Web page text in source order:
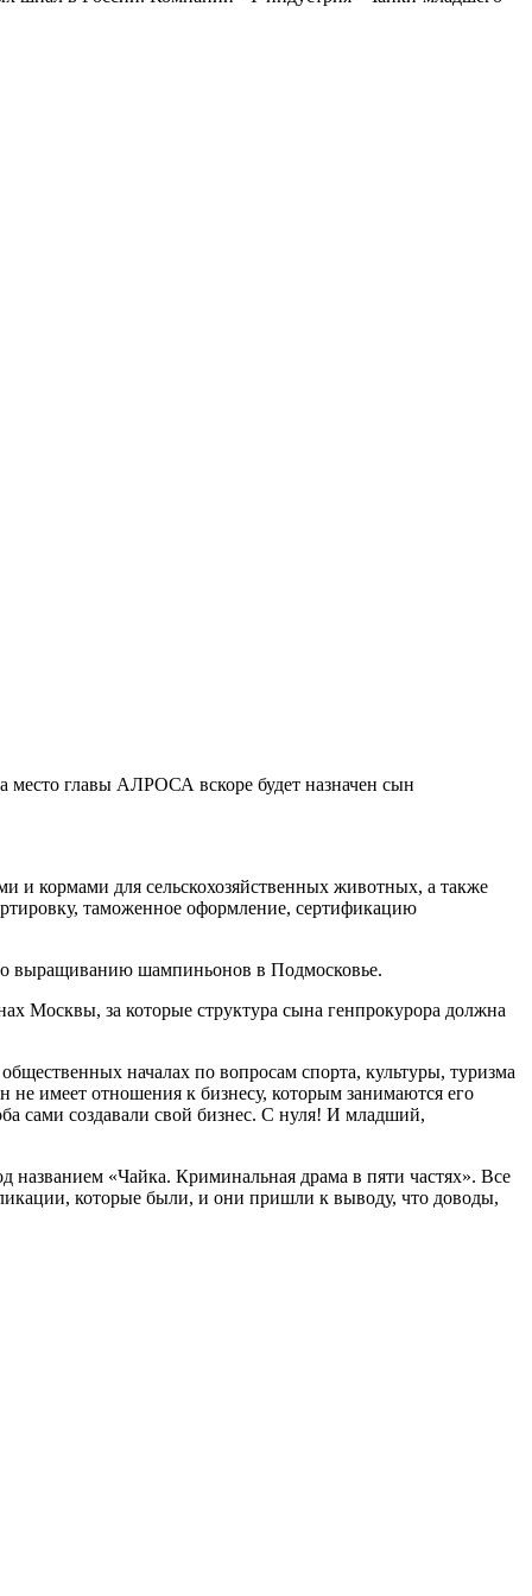
место главы АЛРОСА вскоре будет назначен сын
и кормами для сельскохозяйственных животных, а также
таможенное оформление, сертификацию
выращиванию шампиньонов в Подмосковье.
Москвы, за которые структура сына генпрокурора должна
началах по вопросам спорта, культуры, туризма
имеет отношения к бизнесу, которым занимаются его
сами создавали свой бизнес. С нуля! И младший,
«Чайка. Криминальная драма в пяти частях». Все
которые были, и они пришли к выводу, что доводы,